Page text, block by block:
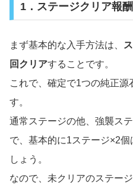
1．ステージクリア報酬
まず基本的な入手方法は、
回クリアすることです。
これで、確定で1つの純正源
す。
通常ステージの他、強襲ス
で、基本的に1ステージ×2
しょう。
なので、未クリアのステー